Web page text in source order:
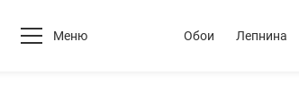
Меню Обои Лепнина